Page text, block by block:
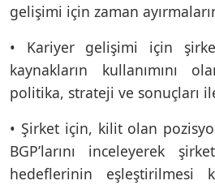
gelişimi için zaman
• Kariyer gelişimi için
kaynakların kullanımını
politika, strateji ve sonuçları
• Şirket için, kilit olan
BGP’larını inceleyerek
hedeflerinin eşleştirilmesi